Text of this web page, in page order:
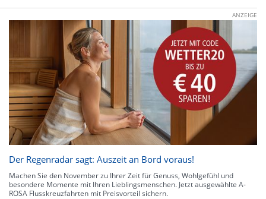
ANZEIGE
Der Regenradar sagt: Auszeit an Bord voraus!
Machen Sie den November zu Ihrer Zeit für Genuss, Wohlgefühl und
besondere Momente mit Ihren Lieblingsmenschen. Jetzt ausgewählte A-
ROSA Flusskreuzfahrten mit Preisvorteil sichern.